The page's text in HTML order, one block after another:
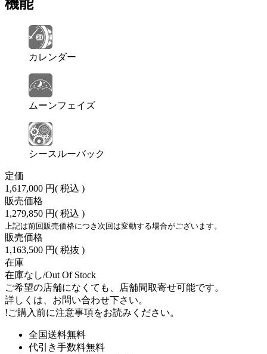
機能
カレンダー
ムーンフェイズ
シースルーバック
定価
1,617,000 円( 税込 )
販売価格
1,279,850 円( 税込 )
上記は前回販売価格につき次回は変動する場合がございます。
販売価格
1,163,500 円( 税抜 )
在庫
在庫なし/Out Of Stock
ご希望の店舗になくても、店舗間取寄せ可能です。
詳しくは、お問い合わせ下さい。
!ご購入前に注意事項をお読みください。
全国送料無料
代引き手数料無料